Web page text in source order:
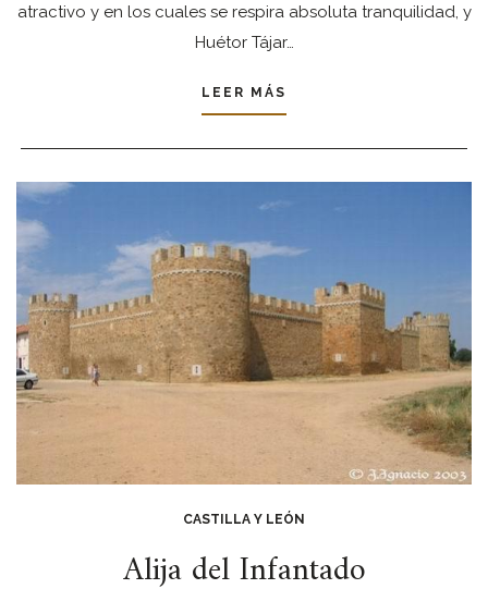
atractivo y en los cuales se respira absoluta tranquilidad, y
Huétor Tájar…
LEER MÁS
CASTILLA Y LEÓN
Alija del Infantado